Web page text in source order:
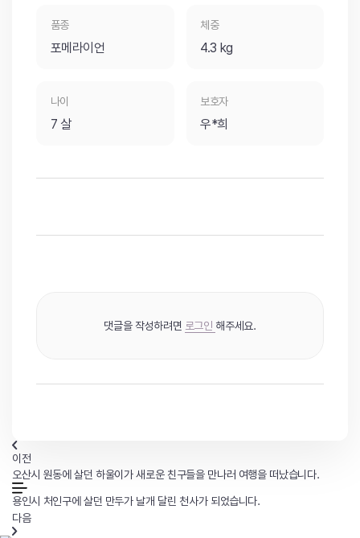
품종
포메라이언
체중
4.3 kg
나이
7 살
보호자
우*희
댓글을 작성하려면 로그인 해주세요.
이전
오산시 원동에 살던 하울이가 새로운 친구들을 만나러 여행을 떠났습니다.
용인시 처인구에 살던 만두가 날개 달린 천사가 되었습니다.
다음